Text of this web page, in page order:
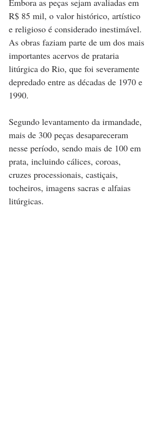
R$ 85 mil, o valor histórico, artístico
e religioso é considerado inestimável.
As obras faziam parte de um dos mais
importantes acervos de prataria
litúrgica do Rio, que foi severamente
depredado entre as décadas de 1970 e
1990.
Segundo levantamento da irmandade,
mais de 300 peças desapareceram
nesse período, sendo mais de 100 em
prata, incluindo cálices, coroas,
cruzes processionais, castiçais,
tocheiros, imagens sacras e alfaias
litúrgicas.